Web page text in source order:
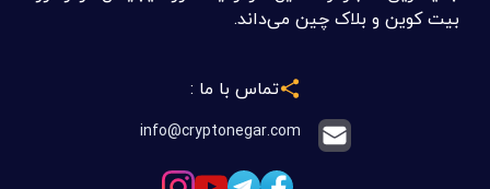
بیت کوین و بلاک چین می‌داند.
تماس با ما :
info@cryptonegar.com